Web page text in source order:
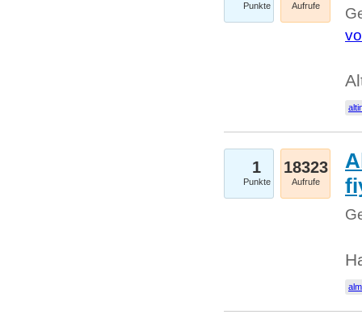
Punkte Aufrufe
1
Punkte
18323
Aufrufe